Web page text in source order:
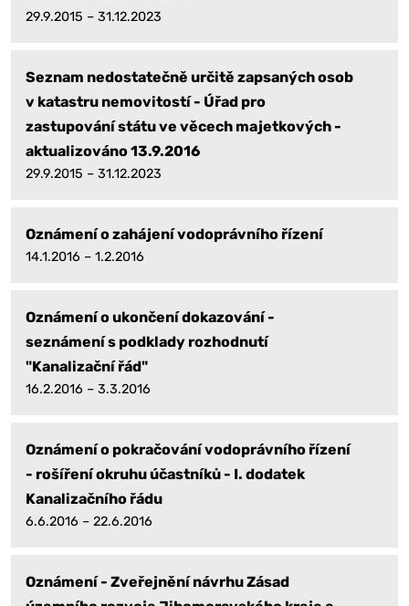
29.9.2015 – 31.12.2023
Seznam nedostatečně určitě zapsaných osob
v katastru nemovitostí - Úřad pro
zastupování státu ve věcech majetkových -
aktualizováno 13.9.2016
29.9.2015 – 31.12.2023
Oznámení o zahájení vodoprávního řízení
14.1.2016 – 1.2.2016
Oznámení o ukončení dokazování -
seznámení s podklady rozhodnutí
"Kanalizační řád"
16.2.2016 – 3.3.2016
Oznámení o pokračování vodoprávního řízení
- rošíření okruhu účastníků - I. dodatek
Kanalizačního řádu
6.6.2016 – 22.6.2016
Oznámení - Zveřejnění návrhu Zásad